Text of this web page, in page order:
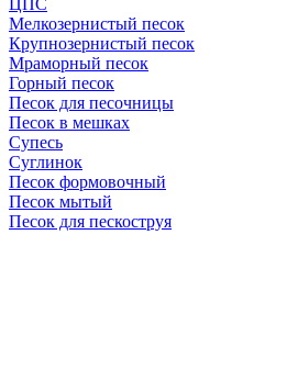
ЦПС
Мелкозернистый песок
Крупнозернистый песок
Мраморный песок
Горный песок
Песок для песочницы
Песок в мешках
Супесь
Суглинок
Песок формовочный
Песок мытый
Песок для пескоструя